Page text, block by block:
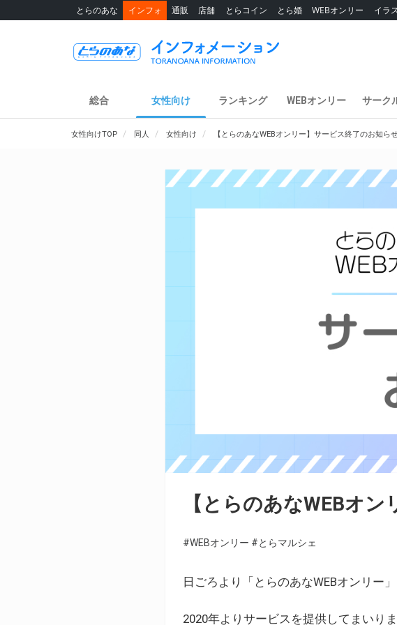
とらのあな インフォ 通販 店舗 とらコイン とら婚 WEBオンリー イラ
総合 女性向け ランキング WEBオンリー サーク
女性向けTOP 同人 女性向け 【とらのあなWEBオンリー】サービス終了のお知ら
【とらのあなWEBオ
#WEBオンリー #とらマルシェ
日ごろより「とらのあなWEBオンリー
2020年よりサービスを提供してまいり